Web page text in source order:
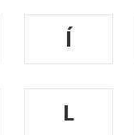
Í
L